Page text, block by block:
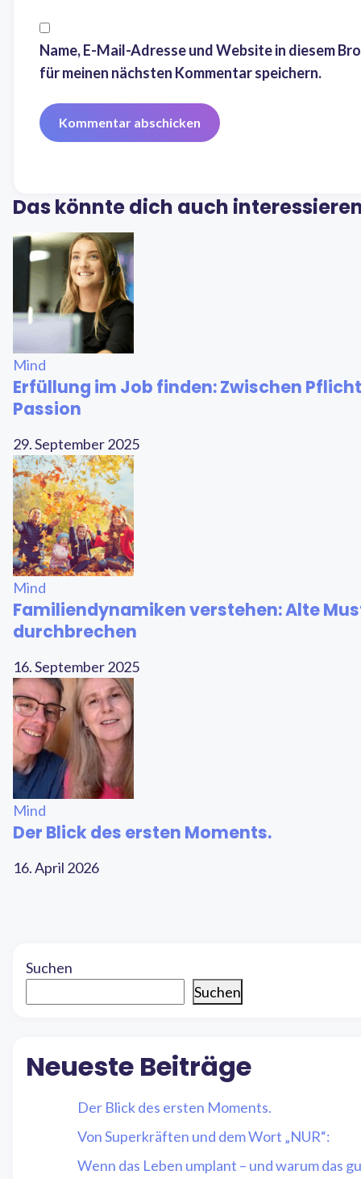
Name, E-Mail-Adresse und Website in diesem
für meinen nächsten Kommentar speichern.
Das könnte dich auch
Mind
Erfüllung im Job finden: Zwischen
Passion
29. September 2025
Mind
Familiendynamiken verstehen: Alte
durchbrechen
16. September 2025
Mind
Der Blick des ersten Moments.
16. April 2026
Suchen
Suchen
Neueste Beiträge
Der Blick des ersten Moments.
Von Superkräften und dem Wort „NUR“:
Wenn das Leben umplant – und warum das